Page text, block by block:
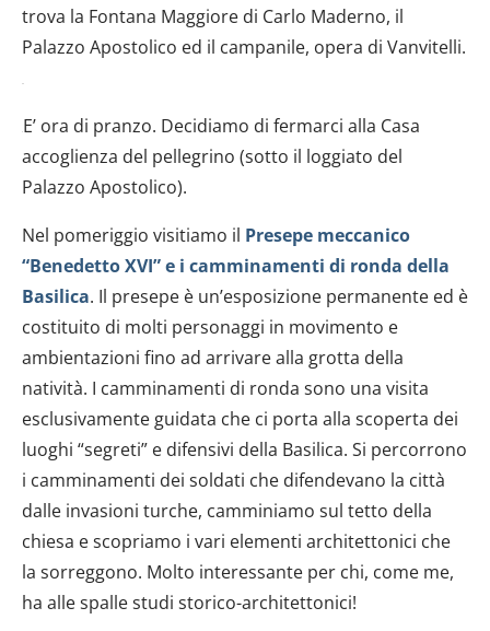
trova la Fontana Maggiore di Carlo Maderno, il
Palazzo Apostolico ed il campanile, opera di Vanvitelli.
E’ ora di pranzo. Decidiamo di fermarci alla Casa
accoglienza del pellegrino (sotto il loggiato del
Palazzo Apostolico).
Nel pomeriggio visitiamo il Presepe meccanico
“Benedetto XVI” e i camminamenti di ronda della
Basilica. Il presepe è un’esposizione permanente ed è
costituito di molti personaggi in movimento e
ambientazioni fino ad arrivare alla grotta della
natività. I camminamenti di ronda sono una visita
esclusivamente guidata che ci porta alla scoperta dei
luoghi “segreti” e difensivi della Basilica. Si percorrono
i camminamenti dei soldati che difendevano la città
dalle invasioni turche, camminiamo sul tetto della
chiesa e scopriamo i vari elementi architettonici che
la sorreggono. Molto interessante per chi, come me,
ha alle spalle studi storico-architettonici!